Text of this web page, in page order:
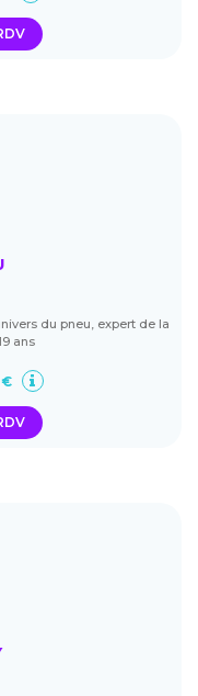
du pneu, expert de la
ans
€